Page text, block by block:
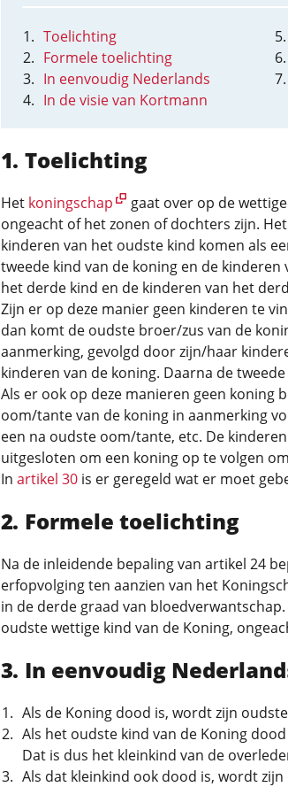
Toelichting
Formele toelichting
In eenvoudig Nederlands
In de visie van Kortmann
Toelichting
Het koningschap
gaat over op de
ongeacht of het zonen of dochters zijn.
kinderen van het oudste kind komen als
tweede kind van de koning en de
het derde kind en de kinderen van het
Zijn er op deze manier geen kinderen te
dan komt de oudste broer/zus van de
aanmerking, gevolgd door zijn/haar
kinderen van de koning. Daarna de
Als er ook op deze manieren geen koning
oom/tante van de koning in aanmerking
een na oudste oom/tante, etc. De
uitgesloten om een koning op te volgen
In artikel 30is er geregeld wat er moet
Formele toelichting
Na de inleidende bepaling van artikel 24
erfopvolging ten aanzien van het
in de derde graad van
oudste wettige kind van de Koning,
In eenvoudig
Als de Koning dood is, wordt zijn
Als het oudste kind van de Koning
Dat is dus het kleinkind van de
Als dat kleinkind ook dood is, wordt